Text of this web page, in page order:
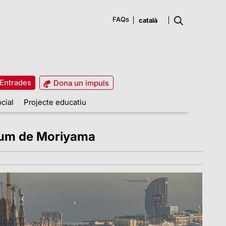
FAQs
Entrades
Dona un impuls
Projecte educatiu
de Moriyama